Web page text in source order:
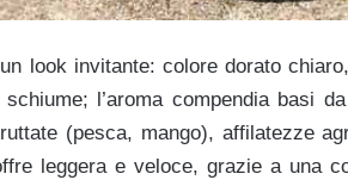
un look invitante: colore dorato
l’aroma compendia basi
(pesca, mango), affilatezze
leggera e veloce, grazie a una